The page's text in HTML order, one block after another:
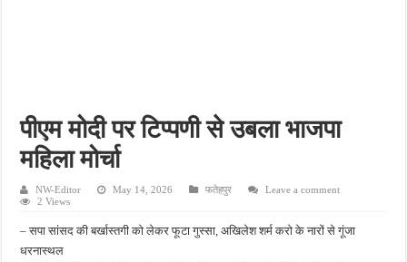
जातीय जनगणना के मुद्दे पर एकजुट हुआ यादव समाज, संगठन को गांव-गांव तक मजबूत करने का
पीएम मोदी पर टिप्पणी से उबला भाजपा
महिला मोर्चा
NW-Editor May 14, 2026 फतेहपुर
Leave a comment
2 Views
– सपा सांसद की बर्खास्तगी को लेकर फूटा गुस्सा, अखिलेश शर्म करो के नारों से गूंजा
धरनास्थल